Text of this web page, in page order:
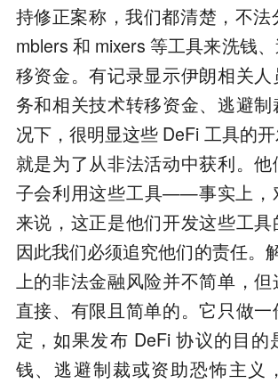
持修正案称，我们都清楚，不法
mblers 和 mixers 等工具来洗钱
移资金。有记录显示伊朗相关人
务和相关技术转移资金、逃避
况下，很明显这些 DeFi 工具的
就是为了从非法活动中获利。
子会利用这些工具——事实上，
来说，这正是他们开发这些工具
因此我们必须追究他们的责任。
上的非法金融风险并不简单，
直接、有限且简单的。它只做
定，如果发布 DeFi 协议的目的
钱、逃避制裁或资助恐怖主义